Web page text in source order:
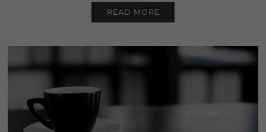
READ MORE